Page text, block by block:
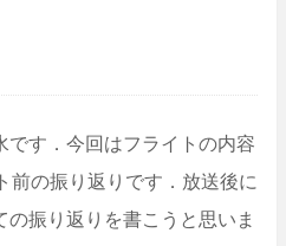
です．今回はフライトの内容
前の振り返りです．放送後に
の振り返りを書こうと思いま